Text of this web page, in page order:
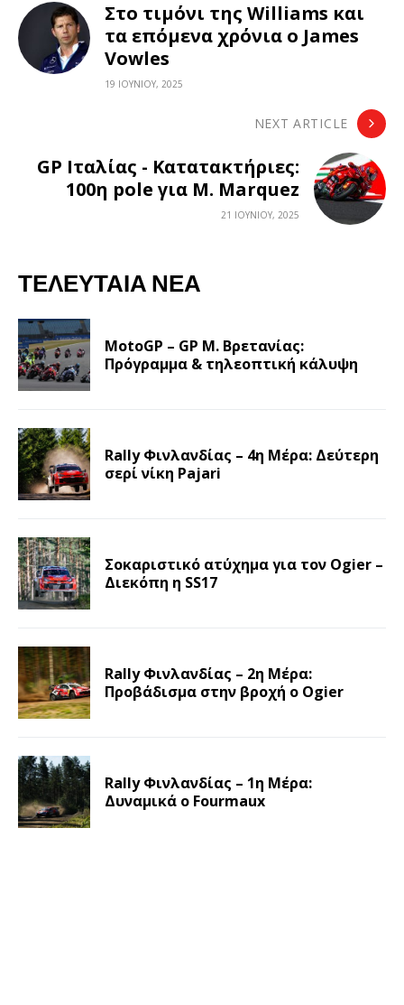
Στο τιμόνι της Williams και
τα επόμενα χρόνια ο James
Vowles
19 ΙΟΥΝΊΟΥ, 2025
NEXT ARTICLE
GP Ιταλίας - Κατατακτήριες:
100η pole για M. Marquez
21 ΙΟΥΝΊΟΥ, 2025
ΤΕΛΕΥΤΑΊΑ ΝΈΑ
MotoGP – GP Μ. Βρετανίας:
Πρόγραμμα & τηλεοπτική κάλυψη
Rally Φινλανδίας – 4η Μέρα: Δεύτερη
σερί νίκη Pajari
Σοκαριστικό ατύχημα για τον Ogier –
Διεκόπη η SS17
Rally Φινλανδίας – 2η Μέρα:
Προβάδισμα στην βροχή ο Ogier
Rally Φινλανδίας – 1η Μέρα:
Δυναμικά ο Fourmaux